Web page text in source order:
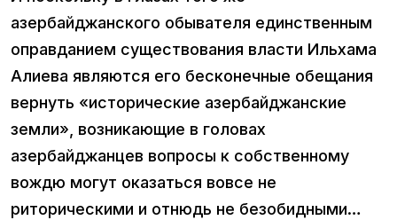
азербайджанского обывателя единственным
оправданием существования власти Ильхама
Алиева являются его бесконечные обещания
вернуть «исторические азербайджанские
земли», возникающие в головах
азербайджанцев вопросы к собственному
вождю могут оказаться вовсе не
риторическими и отнюдь не безобидными…